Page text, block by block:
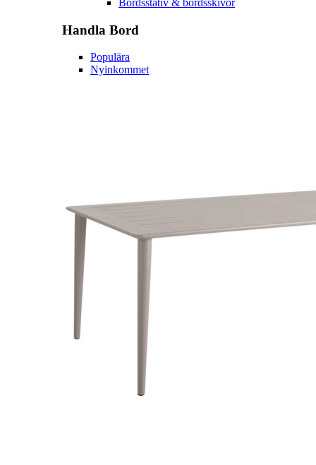
Handla Bord
Populära
Nyinkommet